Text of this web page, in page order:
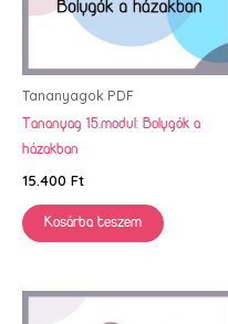
Tananyagok PDF
Tananyag 15.modul: Bolygók a
házakban
15.400 Ft
Kosárba teszem